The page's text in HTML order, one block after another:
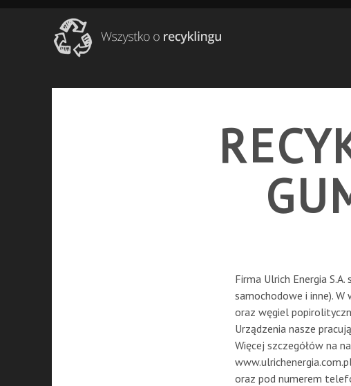
Firma Ulrich Energia
samochodowe i inne).
oraz węgiel
Urządzenia nasze
Więcej szczegółów na
oraz pod numerem